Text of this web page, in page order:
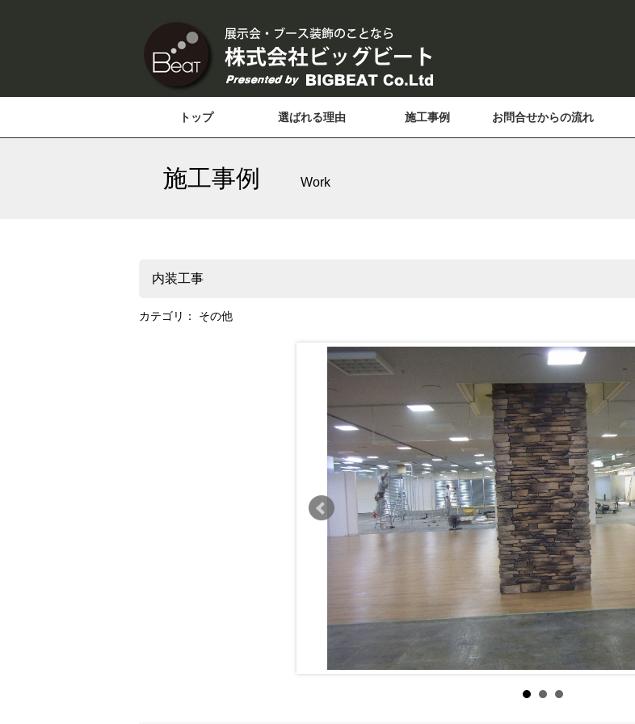
トップ 選ばれる理由 施工事例 お問合せからの流れ
施工事例 Work
内装工事
カテゴリ： その他